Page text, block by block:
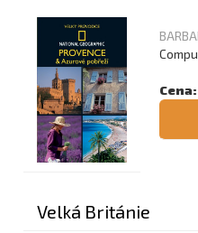
Velká Británie